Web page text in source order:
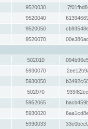
9520030
9520040
9520050
9520070
502010
5930070
5930050
502070
5952065
5930020
5930033